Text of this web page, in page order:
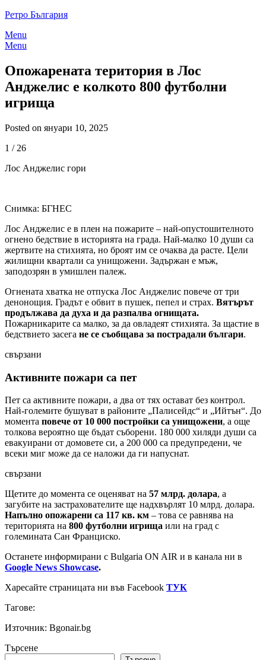
Skip
content
Ретро България
Menu
Menu
Опожарената територия в Лос
Анджелис е колкото 800 футболни
игрища
Posted on януари 10, 2025
1 / 26
Лос Анджелис гори
Снимка: БГНЕС
Лос Анджелис е в плен на пожарите – най-опустошителното
огнено бедствие в историята на града. Най-малко 10 души са
жертвите на стихията, но броят им се очаква да расте. Цели
жилищни квартали са унищожени. Задържан е мъж,
заподозрян в умишлен палеж.
Огнената хватка не отпуска Лос Анджелис повече от три
денонощия. Градът е обвит в пушек, пепел и страх. Вятърът
продължава да духа и да разпалва огнищата.
Пожарникарите са малко, за да овладеят стихията. За щастие в
бедствието засега не се съобщава за пострадали българи.
свързани
Активните пожари са пет
Пет са активните пожари, а два от тях остават без контрол.
Най-големите бушуват в районите „Палисейдс“ и „Ийтън“. До
момента повече от 10 000 постройки са унищожени, а още
толкова вероятно ще бъдат съборени. 180 000 хиляди души са
евакуирани от домовете си, а 200 000 са предупредени, че
всеки миг може да се наложи да ги напуснат.
свързани
Щетите до момента се оценяват на 57 млрд. долара, а
загубите на застрахователите ще надхвърлят 10 млрд. долара.
Напълно опожарени са 117 кв. км – това се равнява на
територията на 800 футболни игрища или на град с
големината Сан Франциско.
Останете информирани с Bulgaria ON AIR и в канала ни в
Google News Showcase.
Харесайте страницата ни във Facebook ТУК
Тагове:
Източник: Bgonair.bg
Търсене